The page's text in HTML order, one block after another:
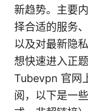
新趋势。主要
择合适的服务
以及对最新隐
想快速进入正
Tubevpn 官网
阅，以下是一